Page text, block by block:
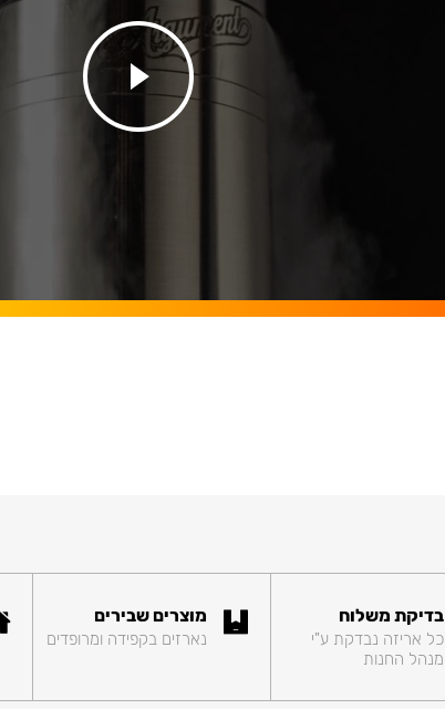
בדיקת משלוח
כל אריזה נבדקת ע"י
מנהל החנות
מוצרים שבירים
נארזים בקפידה ומרופדים